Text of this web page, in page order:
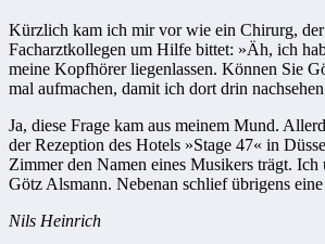
Kürzlich kam ich mir vor wie ein Chirurg, der
Facharztkollegen um Hilfe bittet: »Äh, ich
meine Kopfhörer liegenlassen. Können Sie
mal aufmachen, damit ich dort drin
Ja, diese Frage kam aus meinem Mund.
der Rezeption des Hotels »Stage 47« in
Zimmer den Namen eines Musikers trägt. Ich
Götz Alsmann. Nebenan schlief übrigens
Nils Heinrich